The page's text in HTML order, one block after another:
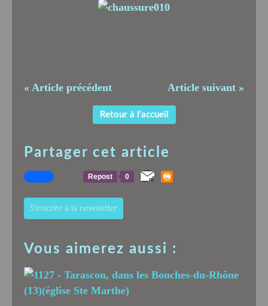
« Article précédent Article suivant »
Retour à l'accueil
Partager cet article
Repost 0
S'inscrire à la newsletter
Vous aimerez aussi :